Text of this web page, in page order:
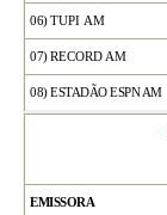
06) TUPI AM
07) RECORD AM
08) ESTADÃO ESPN AM
EMISSORA